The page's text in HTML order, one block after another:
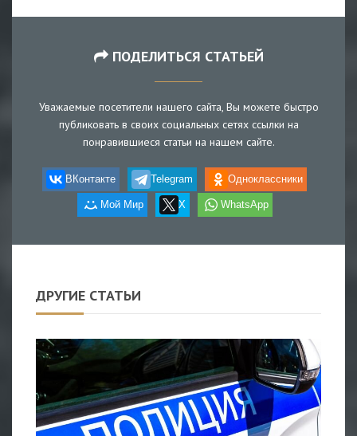
ПОДЕЛИТЬСЯ СТАТЬЕЙ
Уважаемые посетители нашего сайта, Вы можете быстро
публиковать в своих социальных сетях ссылки на
понравившиеся статьи на нашем сайте.
ВКонтакте Telegram Одноклассники
Мой Мир X WhatsApp
ДРУГИЕ СТАТЬИ